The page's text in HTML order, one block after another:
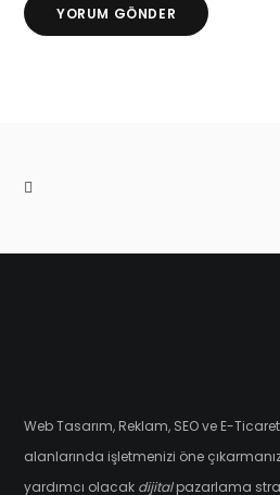
Web Tasarım, Reklam, SEO ve E-Ticaret
alanlarında işletmenizi öne
yardımcı olacak dijitalpazarlama